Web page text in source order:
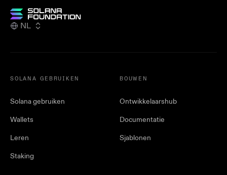
NL
SOLANA GEBRUIKEN
Solana gebruiken
Wallets
Leren
Staking
BOUWEN
Ontwikkelaarshub
Documentatie
Sjablonen